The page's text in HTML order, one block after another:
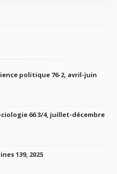
politique 76-2, avril-juin
66 3/4, juillet-décembre
139, 2025